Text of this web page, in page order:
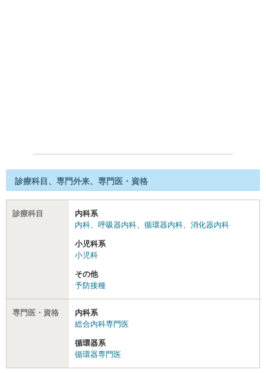
診療科目、専門外来、専門医・資格
診療科目
内科系
内科
呼吸器内科 循環器内科 消化器内科
小児科系
小児科
その他
予防接種
専門医・資格
内科系
総合内科専門医
循環器系
循環器専門医